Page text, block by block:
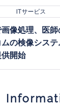
ITサービス
像処理、医
ムの検像シス
供開始